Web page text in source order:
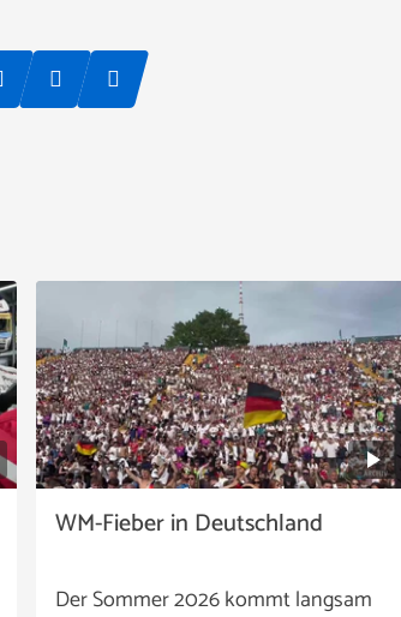
WM-Fieber in Deutschland
Der Sommer 2026 kommt langsam